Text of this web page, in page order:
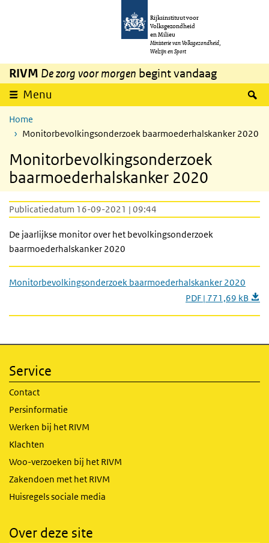
Overslaan en naar de inhoud gaan
Rijksinstituut voor
Volksgezondheid
en Milieu
Ministerie van Volksgezondheid,
Welzijn en Sport
RIVM De zorg voor morgen begint vandaag
Menu
Home
Monitorbevolkingsonderzoek baarmoederhalskanker 2020
Monitorbevolkingsonderzoek
baarmoederhalskanker 2020
Publicatiedatum 16-09-2021 | 09:44
De jaarlijkse monitor over het bevolkingsonderzoek
baarmoederhalskanker 2020
Monitorbevolkingsonderzoek baarmoederhalskanker 2020
PDF | 771,69 kB
Service
Contact
Persinformatie
Werken bij het RIVM
Klachten
Woo-verzoeken bij het RIVM
Zakendoen met het RIVM
Huisregels sociale media
Over deze site